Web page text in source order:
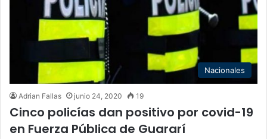
Nacionales
Adrian Fallas junio 24, 2020 19
Cinco policías dan positivo por covid-19
en Fuerza Pública de Guararí